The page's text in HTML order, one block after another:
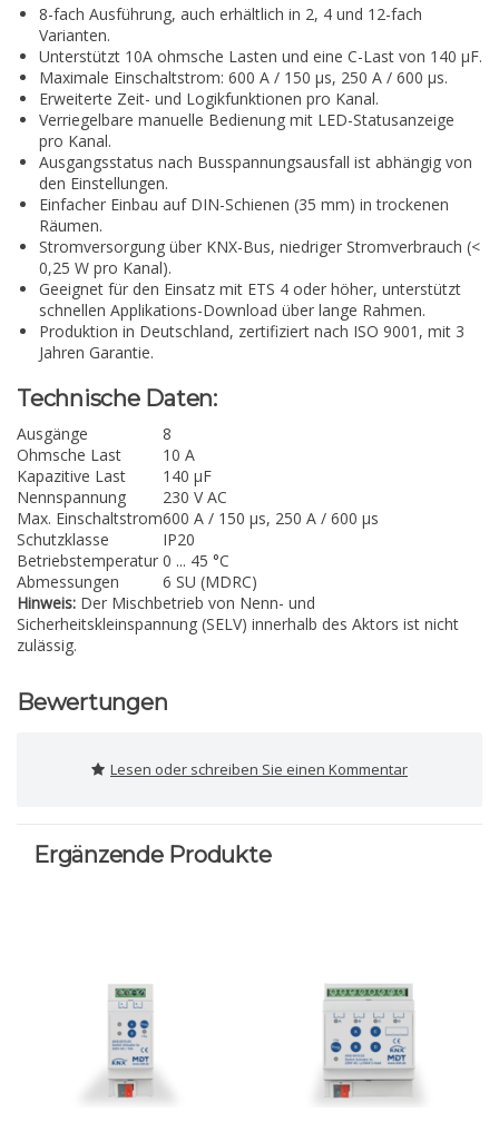
8-fach Ausführung, auch erhältlich in 2, 4 und 12-fach
Varianten.
Unterstützt 10A ohmsche Lasten und eine C-Last von 140 µF.
Maximale Einschaltstrom: 600 A / 150 µs, 250 A / 600 µs.
Erweiterte Zeit- und Logikfunktionen pro Kanal.
Verriegelbare manuelle Bedienung mit LED-Statusanzeige
pro Kanal.
Ausgangsstatus nach Busspannungsausfall ist abhängig von
den Einstellungen.
Einfacher Einbau auf DIN-Schienen (35 mm) in trockenen
Räumen.
Stromversorgung über KNX-Bus, niedriger Stromverbrauch (<
0,25 W pro Kanal).
Geeignet für den Einsatz mit ETS 4 oder höher, unterstützt
schnellen Applikations-Download über lange Rahmen.
Produktion in Deutschland, zertifiziert nach ISO 9001, mit 3
Jahren Garantie.
Technische Daten:
Ausgänge
8
Ohmsche Last
10 A
Kapazitive Last
140 µF
Nennspannung
230 V AC
Max. Einschaltstrom600 A / 150 µs, 250 A / 600 µs
Schutzklasse
IP20
Betriebstemperatur 0 ... 45 °C
Abmessungen
6 SU (MDRC)
Hinweis: Der Mischbetrieb von Nenn- und
Sicherheitskleinspannung (SELV) innerhalb des Aktors ist nicht
zulässig.
Bewertungen
Lesen oder schreiben Sie einen Kommentar
Ergänzende Produkte